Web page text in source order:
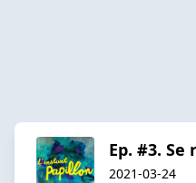
Ep. #3.
2021-03-24